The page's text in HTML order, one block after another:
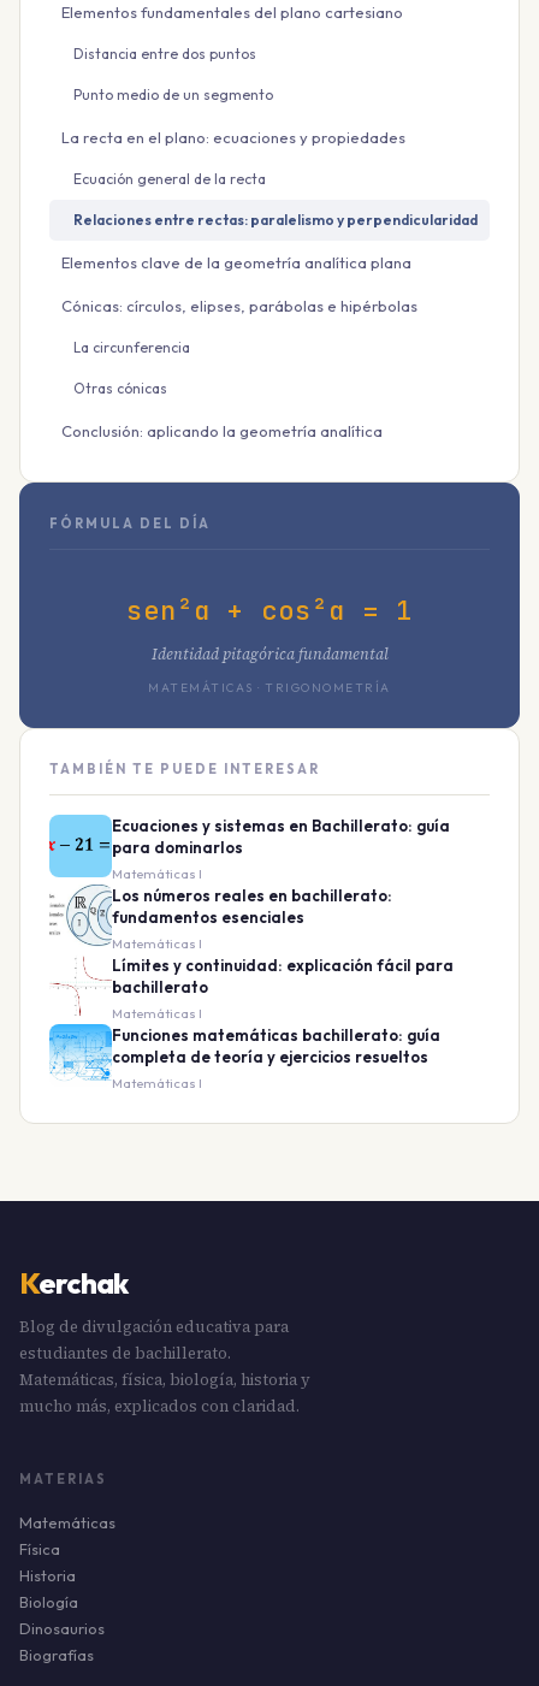
Elementos fundamentales del plano cartesiano
Distancia entre dos puntos
Punto medio de un segmento
La recta en el plano: ecuaciones y propiedades
Ecuación general de la recta
Relaciones entre rectas: paralelismo y perpendicularidad
Elementos clave de la geometría analítica plana
Cónicas: círculos, elipses, parábolas e hipérbolas
La circunferencia
Otras cónicas
Conclusión: aplicando la geometría analítica
FÓRMULA DEL DÍA
sen²α + cos²α = 1
Identidad pitagórica fundamental
MATEMÁTICAS · TRIGONOMETRÍA
TAMBIÉN TE PUEDE INTERESAR
Ecuaciones y sistemas en Bachillerato: guía
para dominarlos
Matemáticas I
Los números reales en bachillerato:
fundamentos esenciales
Matemáticas I
Límites y continuidad: explicación fácil para
bachillerato
Matemáticas I
Funciones matemáticas bachillerato: guía
completa de teoría y ejercicios resueltos
Matemáticas I
Kerchak
Blog de divulgación educativa para
estudiantes de bachillerato.
Matemáticas, física, biología, historia y
mucho más, explicados con claridad.
MATERIAS
Matemáticas
Física
Historia
Biología
Dinosaurios
Biografías